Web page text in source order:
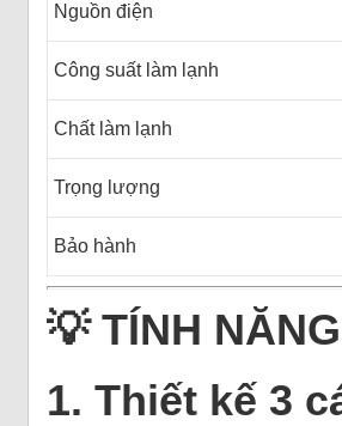
Nguồn điện
Công suất làm lạnh
Chất làm lạnh
Trọng lượng
Bảo hành
💡TÍNH
1. Thiết kế 3